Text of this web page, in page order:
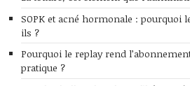
SOPK et acné hormonale : pourquoi
ils ?
Pourquoi le replay rend
pratique ?